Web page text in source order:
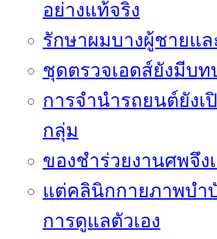
อย่างแท้จริง
รักษาผมบางผู้ชายแ
ชุดตรวจเอดส์ยังมีบ
การจำนำรถยนต์ยัง
กลุ่ม
ของชำร่วยงานศพจึ
แต่คลินิกกายภาพบำ
การดูแลตัวเอง